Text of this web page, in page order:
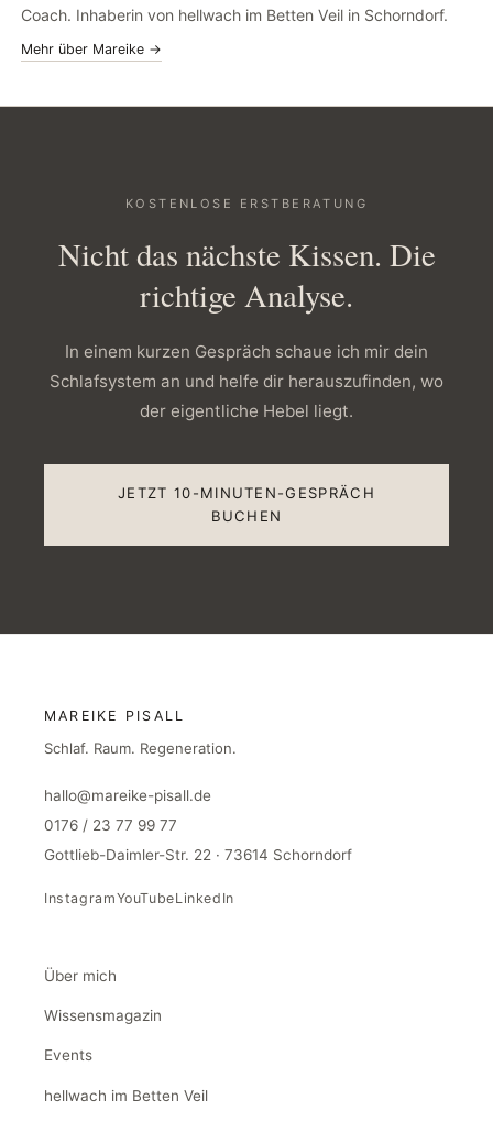
Coach. Inhaberin von hellwach im Betten Veil in Schorndorf.
Mehr über Mareike →
KOSTENLOSE ERSTBERATUNG
Nicht das nächste Kissen. Die
richtige Analyse.
In einem kurzen Gespräch schaue ich mir dein
Schlafsystem an und helfe dir herauszufinden, wo
der eigentliche Hebel liegt.
JETZT 10-MINUTEN-GESPRÄCH
BUCHEN
MAREIKE PISALL
Schlaf. Raum. Regeneration.
hallo@mareike-pisall.de
0176 / 23 77 99 77
Gottlieb-Daimler-Str. 22 · 73614 Schorndorf
InstagramYouTubeLinkedIn
Über mich
Wissensmagazin
Events
hellwach im Betten Veil